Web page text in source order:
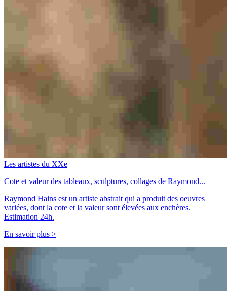
Les artistes du XXe
Cote et valeur des tableaux, sculptures, collages de Raymond...
Raymond Hains est un artiste abstrait qui a produit des oeuvres
variées, dont la cote et la valeur sont élevées aux enchères.
Estimation 24h.
En savoir plus >